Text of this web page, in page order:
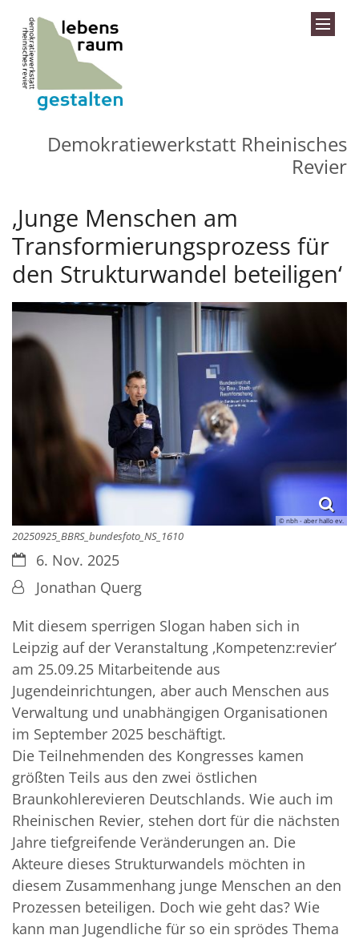
Demokratiewerkstatt Rheinisches
Revier
‚Junge Menschen am
Transformierungsprozess für
den Strukturwandel beteiligen‘
© nbh - aber hallo ev.
20250925_BBRS_bundesfoto_NS_1610
Datum:6. Nov. 2025
Von:Jonathan Querg
Mit diesem sperrigen Slogan haben sich in
Leipzig auf der Veranstaltung ‚Kompetenz:revier’
am 25.09.25 Mitarbeitende aus
Jugendeinrichtungen, aber auch Menschen aus
Verwaltung und unabhängigen Organisationen
im September 2025 beschäftigt.
Die Teilnehmenden des Kongresses kamen
größten Teils aus den zwei östlichen
Braunkohlerevieren Deutschlands. Wie auch im
Rheinischen Revier, stehen dort für die nächsten
Jahre tiefgreifende Veränderungen an. Die
Akteure dieses Strukturwandels möchten in
diesem Zusammenhang junge Menschen an den
Prozessen beteiligen. Doch wie geht das? Wie
kann man Jugendliche für so ein sprödes Thema